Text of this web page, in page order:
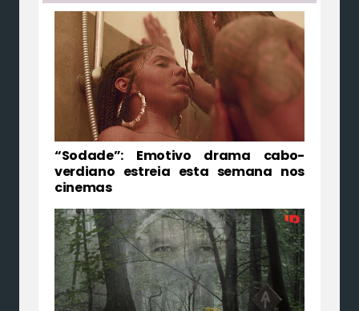
“Sodade”: Emotivo drama cabo-
verdiano estreia esta semana nos
cinemas